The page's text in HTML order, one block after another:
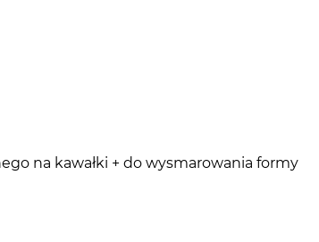
na kawałki + do wysmarowania formy